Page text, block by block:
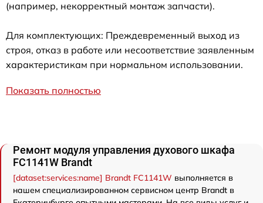
(например, некорректный монтаж запчасти).
Для комплектующих: Преждевременный выход из
строя, отказ в работе или несоответствие заявленным
характеристикам при нормальном использовании.
Показать полностью
Ремонт модуля управления духового шкафа
FC1141W Brandt
[dataset:services:name] Brandt FC1141W выполняется в
нашем специализированном сервисном центр Brandt в